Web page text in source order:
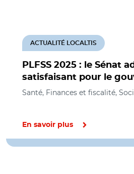
PLFSS 2025 : le Sénat
satisfaisant pour le
ACTUALITÉ LOCALTIS
Santé, Finances et fiscalité,
En savoir plus